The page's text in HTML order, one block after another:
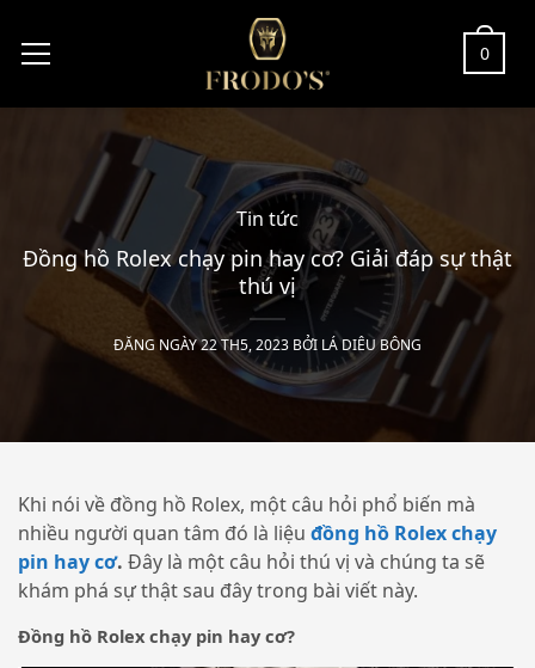
0
Tin tức
Đồng hồ Rolex chạy pin hay cơ? Giải đáp sự thật
thú vị
ĐĂNG NGÀY 22 TH5, 2023 BỞI LÁ DIÊU BÔNG
Khi nói về đồng hồ Rolex, một câu hỏi phổ biến mà
nhiều người quan tâm đó là liệu đồng hồ Rolex chạy
pin hay cơ. Đây là một câu hỏi thú vị và chúng ta sẽ
khám phá sự thật sau đây trong bài viết này.
Đồng hồ Rolex chạy pin hay cơ?